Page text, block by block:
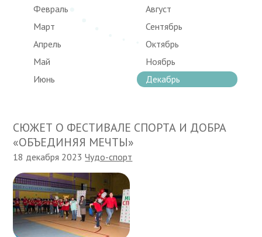
Февраль
Март
Апрель
Май
Июнь
Август
Сентябрь
Октябрь
Ноябрь
Декабрь
СЮЖЕТ О ФЕСТИВАЛЕ СПОРТА И ДОБРА
«ОБЪЕДИНЯЯ МЕЧТЫ»
18 декабря 2023Чудо-спорт